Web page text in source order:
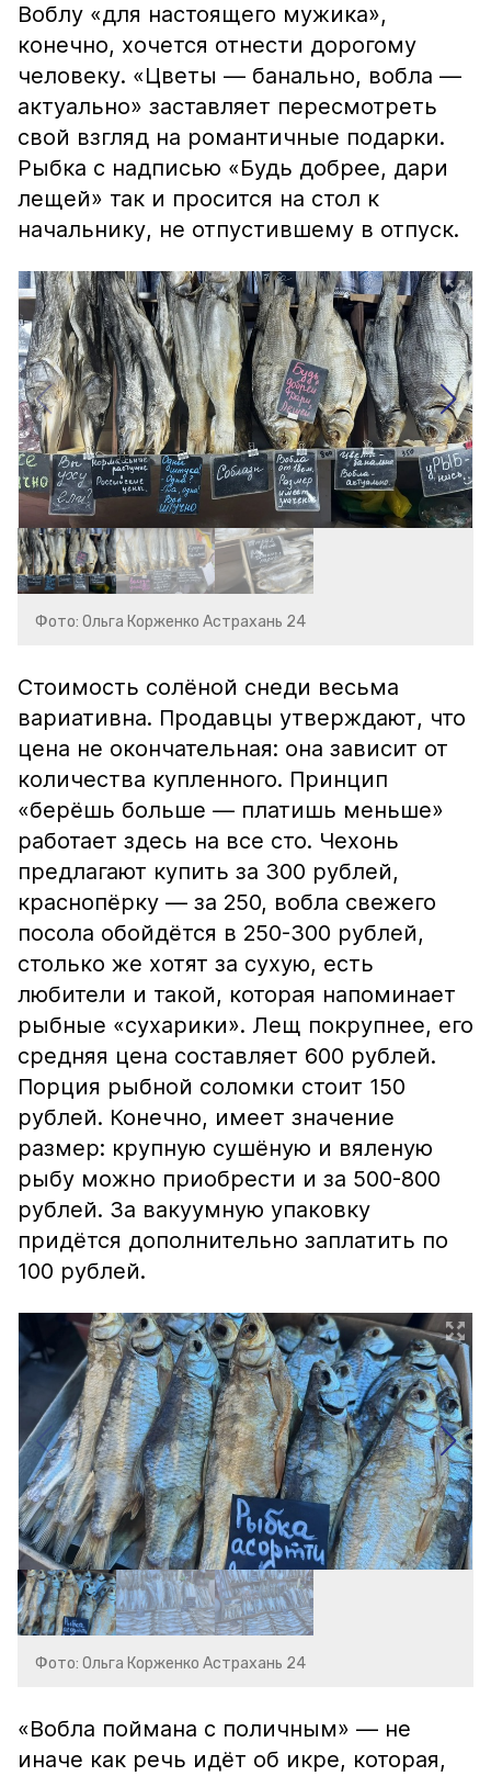
Воблу «для настоящего мужика»,
конечно, хочется отнести дорогому
человеку. «Цветы — банально, вобла —
актуально» заставляет пересмотреть
свой взгляд на романтичные подарки.
Рыбка с надписью «Будь добрее, дари
лещей» так и просится на стол к
начальнику, не отпустившему в отпуск.
Фото: Ольга Корженко Астрахань 24
Стоимость солёной снеди весьма
вариативна. Продавцы утверждают, что
цена не окончательная: она зависит от
количества купленного. Принцип
«берёшь больше — платишь меньше»
работает здесь на все сто. Чехонь
предлагают купить за 300 рублей,
краснопёрку — за 250, вобла свежего
посола обойдётся в 250-300 рублей,
столько же хотят за сухую, есть
любители и такой, которая напоминает
рыбные «сухарики». Лещ покрупнее, его
средняя цена составляет 600 рублей.
Порция рыбной соломки стоит 150
рублей. Конечно, имеет значение
размер: крупную сушёную и вяленую
рыбу можно приобрести и за 500-800
рублей. За вакуумную упаковку
придётся дополнительно заплатить по
100 рублей.
Фото: Ольга Корженко Астрахань 24
«Вобла поймана с поличным» — не
иначе как речь идёт об икре, которая,